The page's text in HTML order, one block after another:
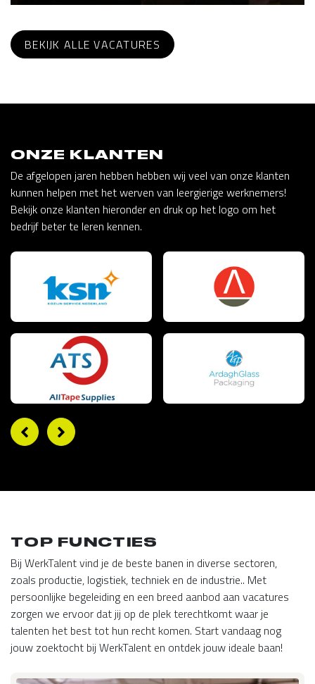
BEKIJK ALLE VACATURES
ONZE KLANTEN
De afgelopen jaren hebben hebben wij veel van onze klanten
kunnen helpen met het werven van leergierige werknemers!
Bekijk onze klanten hieronder en druk op het logo om het
bedrijf beter te leren kennen.
TOP FUNCTIES
Bij WerkTalent vind je de beste banen in diverse sectoren,
zoals productie, logistiek, techniek en de industrie.. Met
persoonlijke begeleiding en een breed aanbod aan vacatures
zorgen we ervoor dat jij op de plek terechtkomt waar je
talenten het best tot hun recht komen. Start vandaag nog
jouw zoektocht bij WerkTalent en ontdek jouw ideale baan!